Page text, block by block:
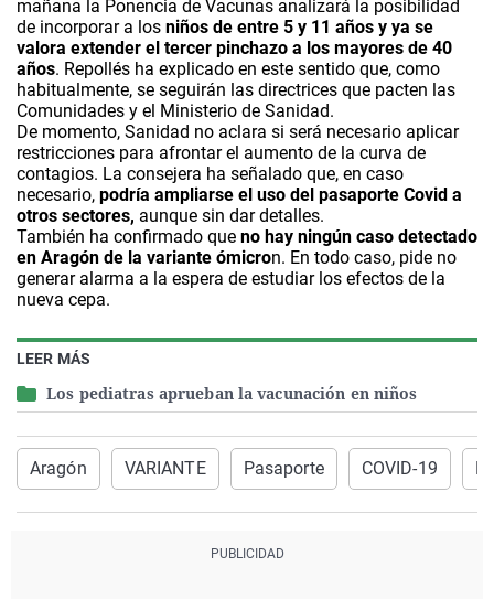
LEER MÁS
Los pediatras aprueban la vacunación en niños
mañana la Ponencia de Vacunas analizará la posibilidad
de incorporar a los niños de entre 5 y 11 años y ya se
valora extender el tercer pinchazo a los mayores de 40
años. Repollés ha explicado en este sentido que, como
habitualmente, se seguirán las directrices que pacten las
Comunidades y el Ministerio de Sanidad.
De momento, Sanidad no aclara si será necesario aplicar
restricciones para afrontar el aumento de la curva de
contagios. La consejera ha señalado que, en caso
necesario, podría ampliarse el uso del pasaporte Covid a
otros sectores, aunque sin dar detalles.
También ha confirmado que no hay ningún caso detectado
en Aragón de la variante ómicron. En todo caso, pide no
generar alarma a la espera de estudiar los efectos de la
nueva cepa.
Aragón VARIANTE Pasaporte COVID-19